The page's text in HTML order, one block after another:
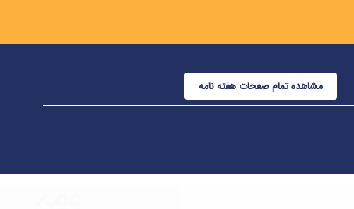
مشاهده تمام صفحات هفته نامه